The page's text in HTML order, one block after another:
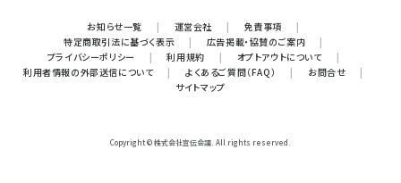
お知らせ一覧 | 運営会社 | 免責事項
|
特定商取引法に基づく表示
| 広告掲載・協賛のご案内
|
プライバシーポリシー
| 利用規約 | オプトアウトについて
|
利用者情報の外部送信について
| よくあるご質問（FAQ） | お問合せ
|
サイトマップ
Copyright © 株式会社宣伝会議. All rights reserved.